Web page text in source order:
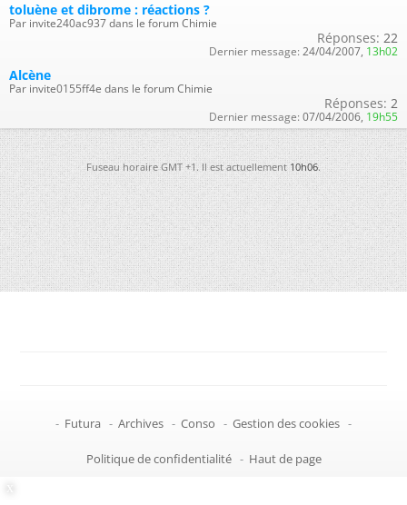
toluène et dibrome : réactions ?
Par invite240ac937 dans le forum Chimie
Réponses: 22
Dernier message: 24/04/2007, 13h02
Alcène
Par invite0155ff4e dans le forum Chimie
Réponses: 2
Dernier message: 07/04/2006, 19h55
Fuseau horaire GMT +1. Il est actuellement10h06.
- Futura - Archives - Conso - Gestion des cookies -
Politique de confidentialité - Haut de page